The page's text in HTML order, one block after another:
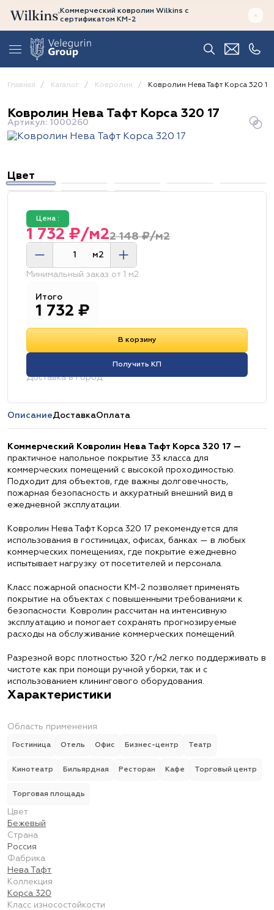
Коммерческий ковролин Wilkins с
сертификатом КМ-2
Главная Каталог Ковролин Ковролин Нева Тафт Корса 320 17
Ковролин Нева Тафт Корса 320 17
Артикул: 1000260
Цвет
Цена :
2 148 ₽/м2
1 732 ₽/м2
м2
Минимальный заказ от 1 м2
Итого
1 732 ₽
В корзину
Получить КП
Доставка в город:
ОписаниеДоставкаОплата
Коммерческий Ковролин Нева Тафт Корса 320 17 —
практичное напольное покрытие 33 класса для
коммерческих помещений с высокой проходимостью.
Подходит для объектов, где важны долговечность,
пожарная безопасность и аккуратный внешний вид в
ежедневной эксплуатации.
Ковролин Нева Тафт Корса 320 17 рекомендуется для
использования в гостиницах, офисах, банках — в любых
коммерческих помещениях, где покрытие ежедневно
испытывает нагрузку от посетителей и персонала.
Класс пожарной опасности КМ-2 позволяет применять
покрытие на объектах с повышенными требованиями к
безопасности. Ковролин рассчитан на интенсивную
эксплуатацию и помогает сохранять прогнозируемые
расходы на обслуживание коммерческих помещений.
Разрезной ворс плотностью 320 г/м2 легко поддерживать в
чистоте как при помощи ручной уборки, так и с
использованием клинингового оборудования.
Характеристики
Область применения
Гостиница Отель Офис Бизнес-центр Театр
Кинотеатр Бильярдная Ресторан Кафе Торговый центр
Торговая площадь
Цвет
Бежевый
Страна
Россия
Фабрика
Нева Тафт
Коллекция
Корса 320
Класс износостойкости